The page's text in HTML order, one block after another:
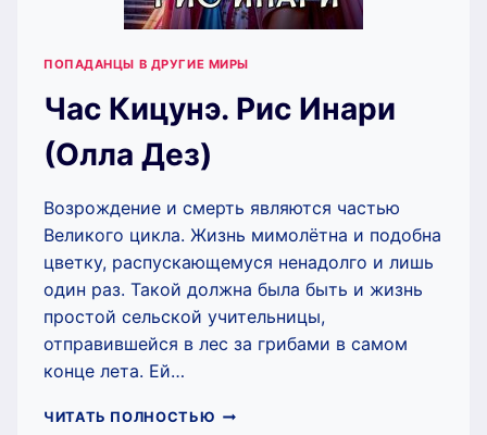
ПОПАДАНЦЫ В ДРУГИЕ МИРЫ
Час Кицунэ. Рис Инари
(Олла Дез)
Возрождение и смерть являются частью
Великого цикла. Жизнь мимолётна и подобна
цветку, распускающемуся ненадолго и лишь
один раз. Такой должна была быть и жизнь
простой сельской учительницы,
отправившейся в лес за грибами в самом
конце лета. Ей…
ЧИТАТЬ ПОЛНОСТЬЮ ЧАС